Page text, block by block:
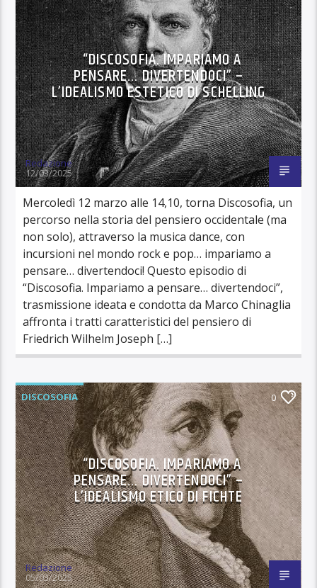
“DISCOSOFIA. IMPARIAMO A
PENSARE… DIVERTENDOCI” –
L’IDEALISMO ESTETICO DI SCHELLING
Redazione
12/03/2025
Mercoledì 12 marzo alle 14,10, torna Discosofia, un
percorso nella storia del pensiero occidentale (ma
non solo), attraverso la musica dance, con
incursioni nel mondo rock e pop… impariamo a
pensare… divertendoci! Questo episodio di
“Discosofia. Impariamo a pensare… divertendoci”,
trasmissione ideata e condotta da Marco Chinaglia
affronta i tratti caratteristici del pensiero di
Friedrich Wilhelm Joseph […]
DISCOSOFIA 0
“DISCOSOFIA. IMPARIAMO A
PENSARE… DIVERTENDOCI” –
L’IDEALISMO ETICO DI FICHTE
Redazione
05/03/2025